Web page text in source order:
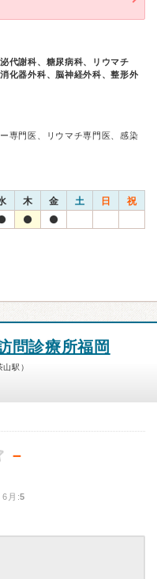
代謝科、糖尿病科、リウマチ
化器外科、脳神経外科、整形外
専門医、リウマチ専門医、感染
木 金 土 日 祝
問診療所福岡
駅）
－
月:5